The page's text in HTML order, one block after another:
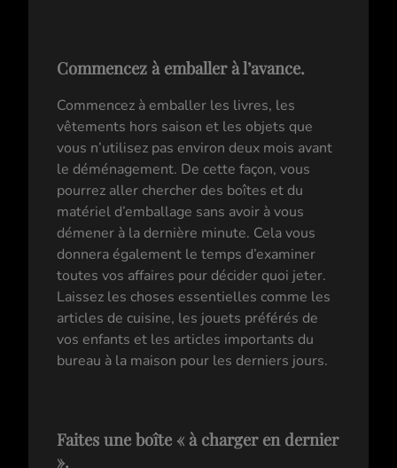
Commencez à emballer à l’avance.
Commencez à emballer les livres, les
vêtements hors saison et les objets que
vous n’utilisez pas environ deux mois avant
le déménagement. De cette façon, vous
pourrez aller chercher des boîtes et du
matériel d’emballage sans avoir à vous
démener à la dernière minute. Cela vous
donnera également le temps d’examiner
toutes vos affaires pour décider quoi jeter.
Laissez les choses essentielles comme les
articles de cuisine, les jouets préférés de
vos enfants et les articles importants du
bureau à la maison pour les derniers jours.
Faites une boîte « à charger en dernier
».